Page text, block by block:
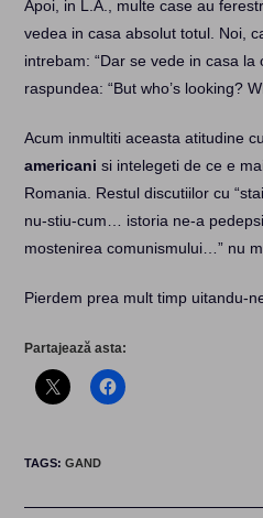
Apoi, in L.A., multe case au
vedea in casa absolut totul. Noi,
intrebam: “Dar se vede in casa la
raspundea: “But who’s looking?
Acum inmultiti aceasta atitudine
americanisi intelegeti de ce e
Romania. Restul discutiilor cu
nu-stiu-cum… istoria ne-a
mostenirea comunismului…” nu
Pierdem prea mult timp uitandu-
Partajează asta:
TAGS:GAND